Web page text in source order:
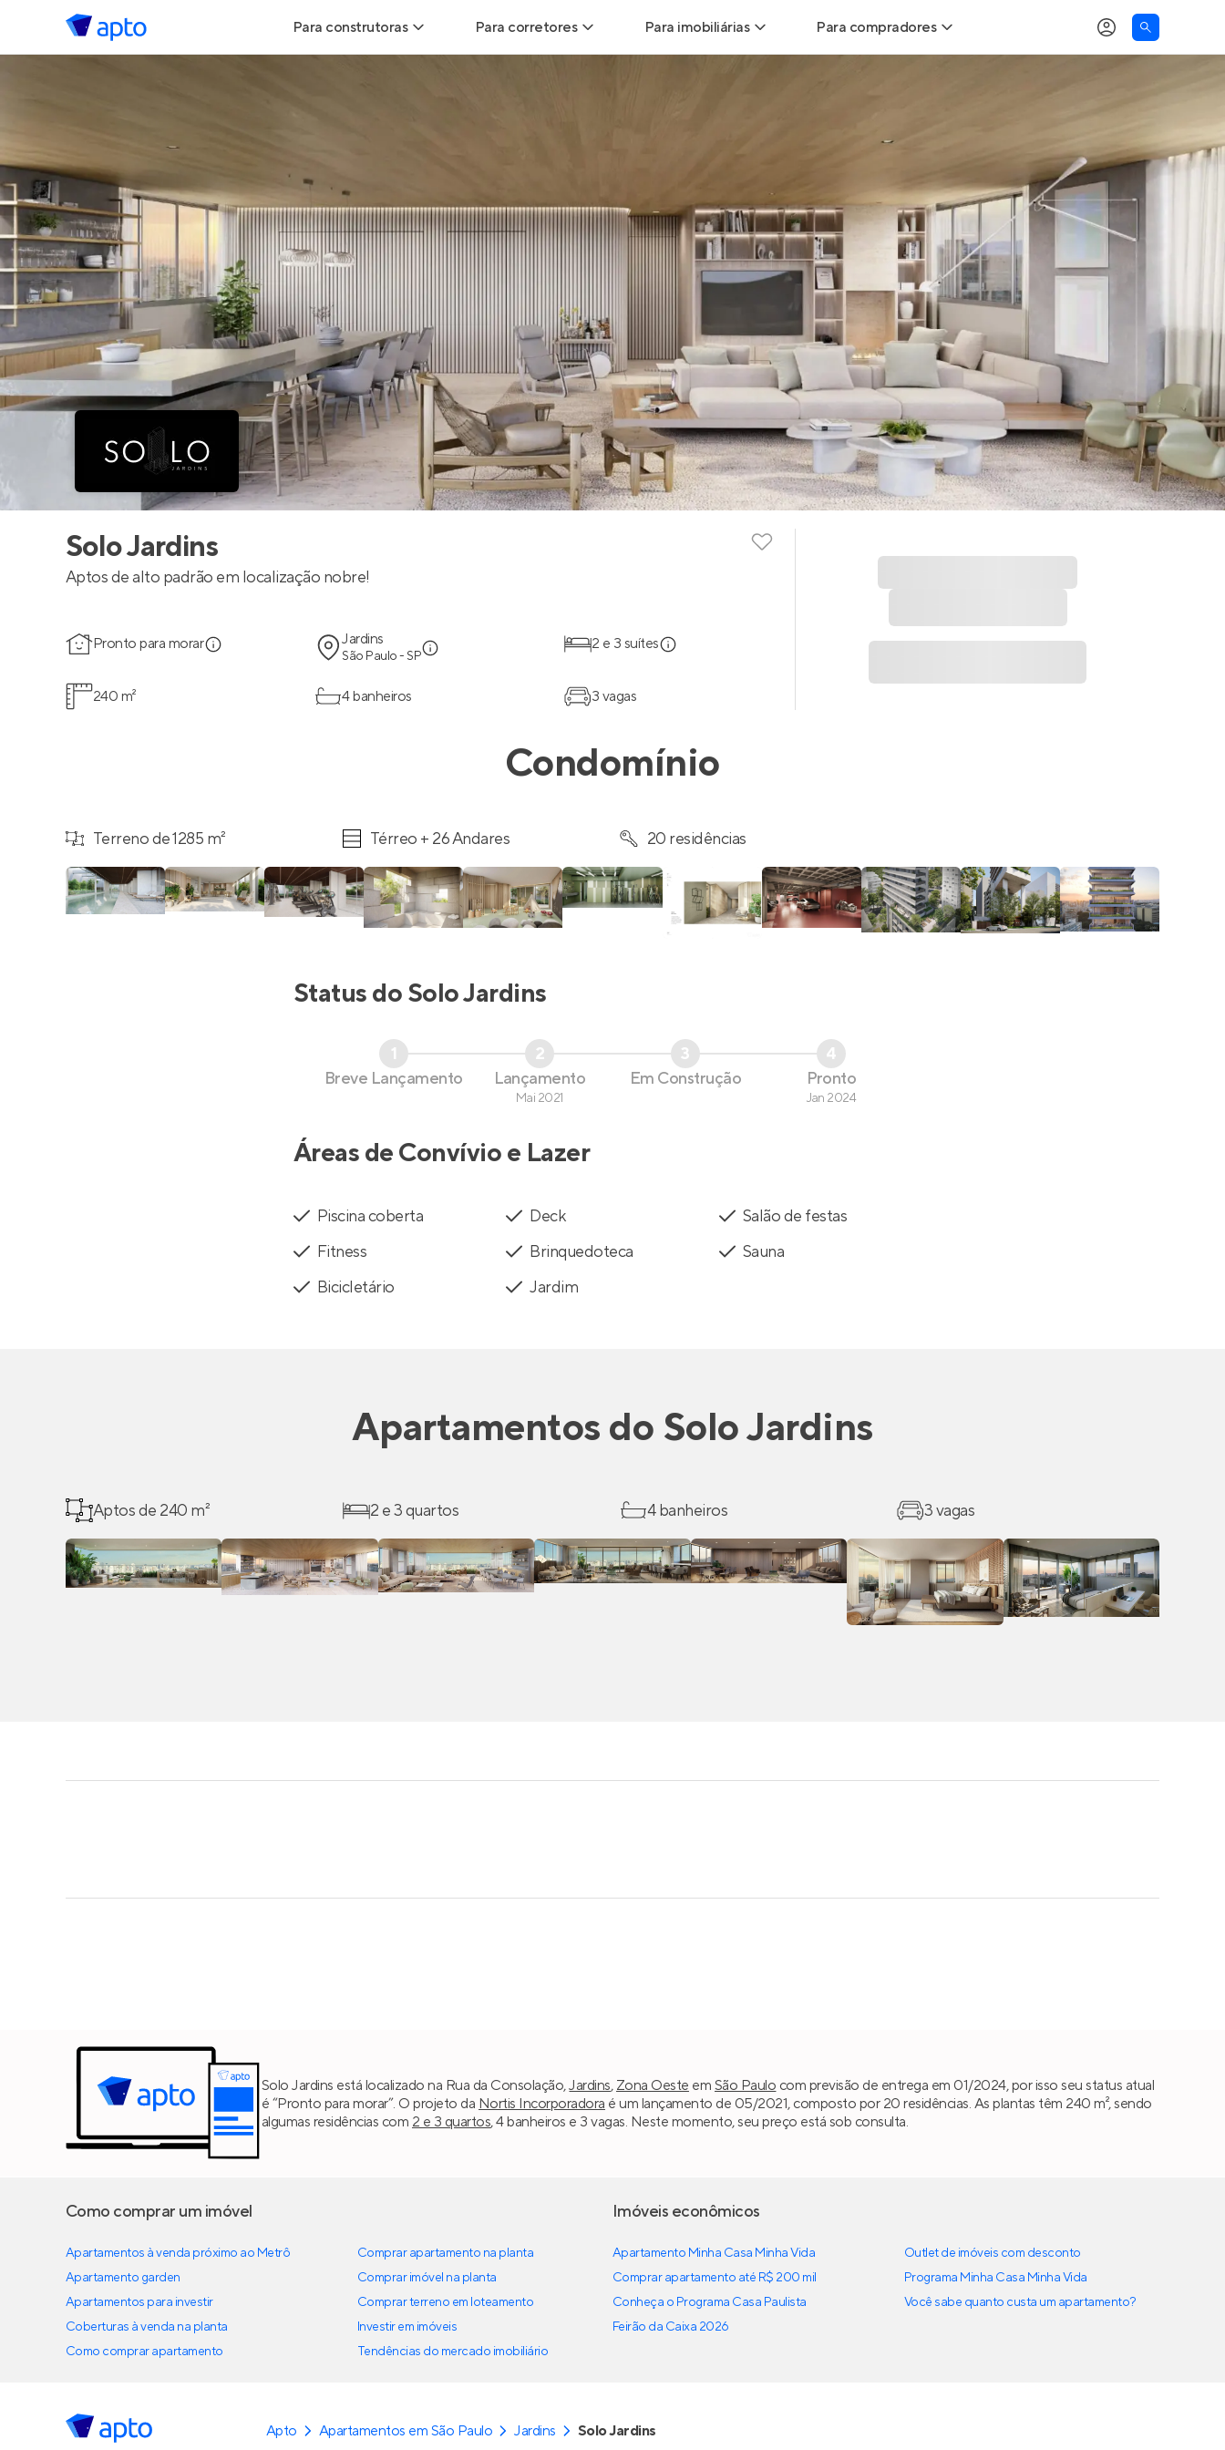
Para construtoras
Geração de Vendas
Maiores Construtoras
Anunciar Imóveis
Para corretores
Hub de Corretores
Anunciar imóveis
Para imobiliárias Para compradores
Comprar x Alugar
Correção do INCC
Simulador de Financiamento
Encontre um corretor
Solo Jardins
Aptos de alto padrão em localização nobre!
Pronto para morar Jardins
São Paulo - SP
2 e 3 suítes
240 m² 4 banheiros 3 vagas
Condomínio
Terreno de 1285 m² Térreo + 26 Andares 20 residências
Status doSolo Jardins
1
Breve Lançamento
2
Lançamento
Mai 2021
3
Em Construção
4
Pronto
Jan 2024
Áreas de Convívio e Lazer
Piscina coberta Deck
Salão de festas
Fitness
Brinquedoteca
Sauna
Bicicletário
Jardim
Apartamentos do Solo Jardins
Aptos de 240 m² 2 e 3 quartos 4 banheiros 3 vagas
Solo Jardins está localizado na Rua da Consolação,Jardins, Zona Oeste em São Paulo com previsão de entrega em 01/2024, por isso seu status atual
é “Pronto para morar”. O projeto da Nortis Incorporadora é um lançamento de 05/2021, composto por 20 residências. As plantas têm 240 m², sendo
algumas residências com 2 e 3 quartos, 4 banheiros e 3 vagas. Neste momento, seu preço está sob consulta.
Como comprar um imóvel
Apartamentos à venda próximo ao Metrô
Apartamento garden
Apartamentos para investir
Coberturas à venda na planta
Como comprar apartamento
Comprar apartamento na planta
Comprar imóvel na planta
Comprar terreno em loteamento
Investir em imóveis
Tendências do mercado imobiliário
Imóveis econômicos
Apartamento Minha Casa Minha Vida
Comprar apartamento até R$ 200 mil
Conheça o Programa Casa Paulista
Feirão da Caixa 2026
Outlet de imóveis com desconto
Programa Minha Casa Minha Vida
Você sabe quanto custa um apartamento?
Apto Apartamentos em São Paulo Jardins Solo Jardins